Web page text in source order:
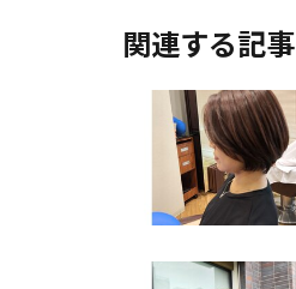
関連する記事